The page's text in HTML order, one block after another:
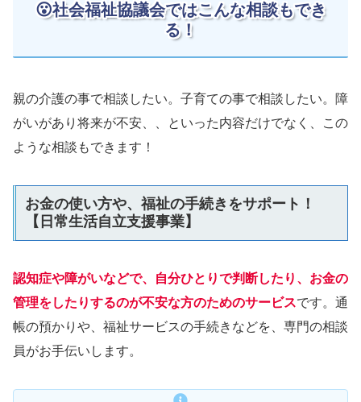
😮社会福祉協議会ではこんな相談もでき
る！
親の介護の事で相談したい。子育ての事で相談したい。障
がいがあり将来が不安、、といった内容だけでなく、この
ような相談もできます！
お金の使い方や、福祉の手続きをサポート！
【日常生活自立支援事業】
認知症や障がいなどで、自分ひとりで判断したり、お金の
管理をしたりするのが不安な方のためのサービスです。通
帳の預かりや、福祉サービスの手続きなどを、専門の相談
員がお手伝いします。